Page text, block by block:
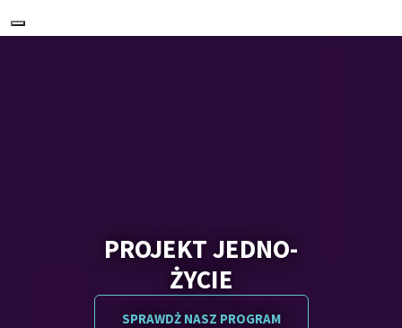
Nawigacja
PROJEKT JEDNO-
ŻYCIE
SPRAWDŻ NASZ PROGRAM